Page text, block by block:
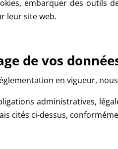
embarquer des outils
leur site web.
de vos
en vigueur,
administratives,
cités ci-dessus,